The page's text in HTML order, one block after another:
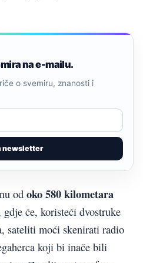
na e-mailu.
newsletter
o svemiru, znanosti i
od oko 580 kilometara
gdje će, koristeći dvostruke
sateliti moći skenirati radio
koji bi inače bili